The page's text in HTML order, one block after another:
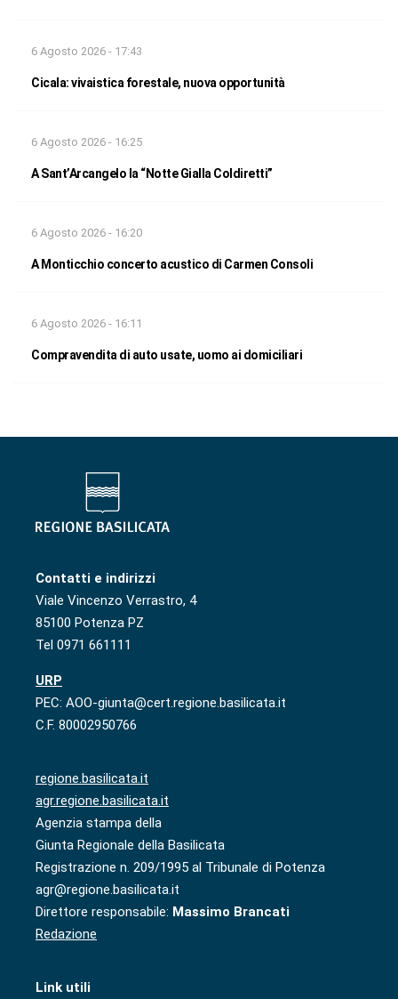
6 Agosto 2026 - 17:43
Cicala: vivaistica forestale, nuova opportunità
6 Agosto 2026 - 16:25
A Sant’Arcangelo la “Notte Gialla Coldiretti”
6 Agosto 2026 - 16:20
A Monticchio concerto acustico di Carmen Consoli
6 Agosto 2026 - 16:11
Compravendita di auto usate, uomo ai domiciliari
Contatti e indirizzi
Viale Vincenzo Verrastro, 4
85100 Potenza PZ
Tel 0971 661111
URP
PEC: AOO-giunta@cert.regione.basilicata.it
C.F. 80002950766
regione.basilicata.it
agr.regione.basilicata.it
Agenzia stampa della
Giunta Regionale della Basilicata
Registrazione n. 209/1995 al Tribunale di Potenza
agr@regione.basilicata.it
Direttore responsabile: Massimo Brancati
Redazione
Link utili